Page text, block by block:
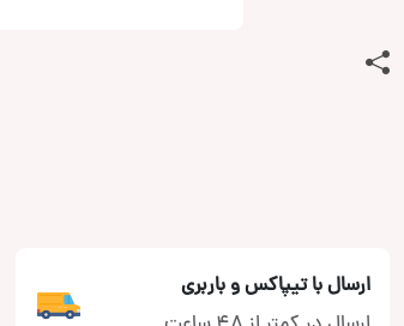
ارسال با تیپاکس و باربری